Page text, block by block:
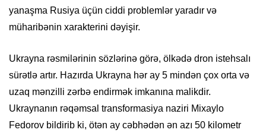
yanaşma Rusiya üçün ciddi problemlər yaradır və
müharibənin xarakterini dəyişir.
Ukrayna rəsmilərinin sözlərinə görə, ölkədə dron istehsalı
sürətlə artır. Hazırda Ukrayna hər ay 5 mindən çox orta və
uzaq mənzilli zərbə endirmək imkanına malikdir.
Ukraynanın rəqəmsal transformasiya naziri Mixaylo
Fedorov bildirib ki, ötən ay cəbhədən ən azı 50 kilometr